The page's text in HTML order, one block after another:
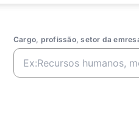
Cargo, profissão, setor da